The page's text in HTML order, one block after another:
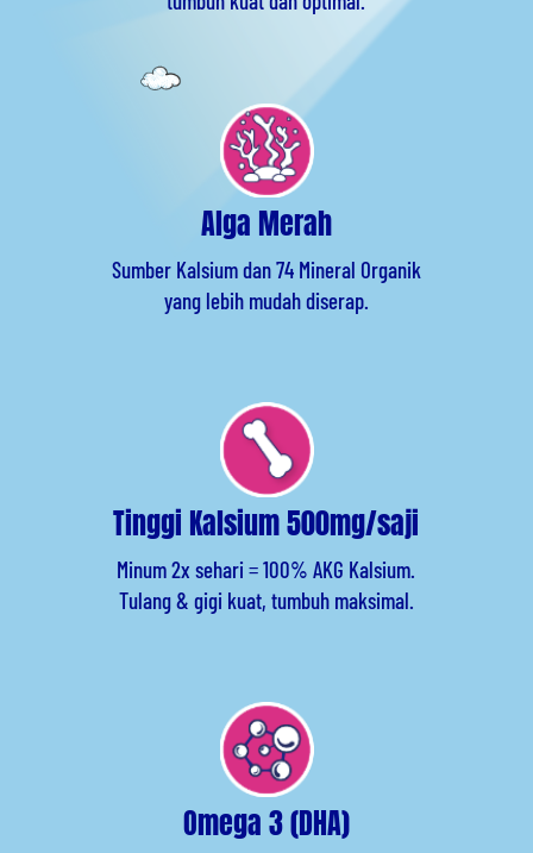
Alga Merah
Sumber Kalsium dan 74 Mineral Organik
yang lebih mudah diserap.
Tinggi Kalsium 500mg/saji
Minum 2x sehari = 100% AKG Kalsium.
Tulang & gigi kuat, tumbuh maksimal.
Omega 3 (DHA)